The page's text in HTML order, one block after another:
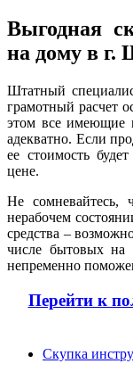
Выгодная
на дому в г.
Штатный
грамотный расчет
этом все имеющие
адекватно. Если
ее стоимость
цене.
Не сомневайтесь,
нерабочем
средства –
числе бытовых на
непременно
Перейти к
Скупка